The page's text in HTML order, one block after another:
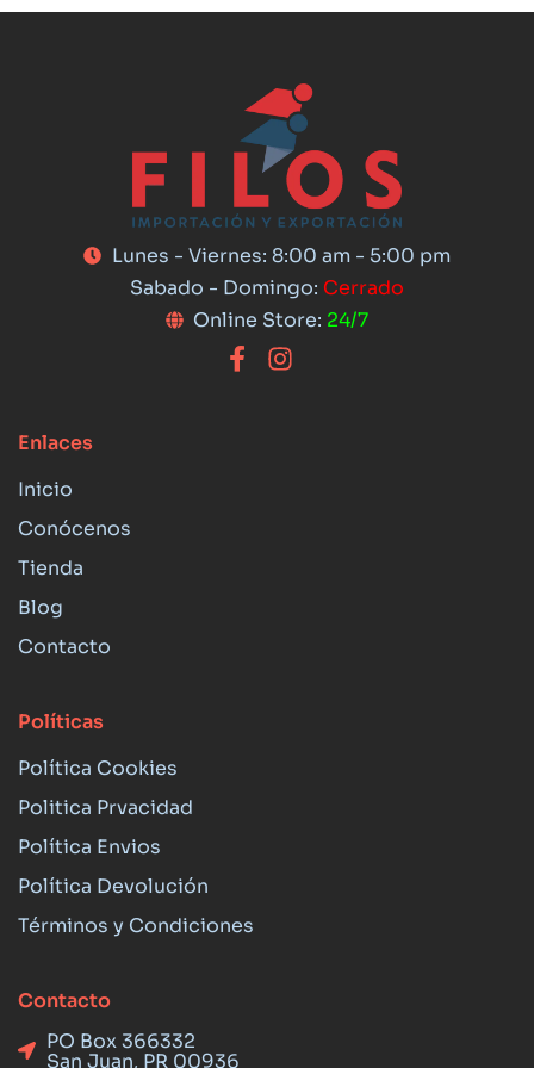
Lunes - Viernes: 8:00 am - 5:00 pm
Sabado - Domingo: Cerrado
Online Store: 24/7
Enlaces
Inicio
Conócenos
Tienda
Blog
Contacto
Políticas
Política Cookies
Politica Prvacidad
Política Envios
Política Devolución
Términos y Condiciones
Contacto
PO Box 366332
San Juan, PR 00936